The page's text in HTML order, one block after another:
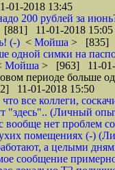
2018 13:45
200 рублей за
11-01-2018 15:05
(-) < Мойша > [835]
одной симки на
Мойша > [963] 11-01-
периоде больше
11-01-2018 15:50
все коллеги,
"здесь".. (Личный
вообще нет проблем
помещениях (-)
а целыми
сообщение